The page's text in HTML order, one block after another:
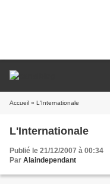
Accueil » L'Internationale
L'Internationale
Publié le 21/12/2007 à 00:34
Par Alaindependant